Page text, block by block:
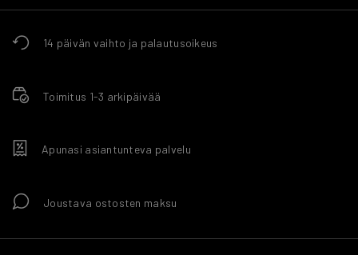
14 päivän vaihto ja palautusoikeus
Toimitus 1-3 arkipäivää
Apunasi asiantunteva palvelu
Joustava ostosten maksu